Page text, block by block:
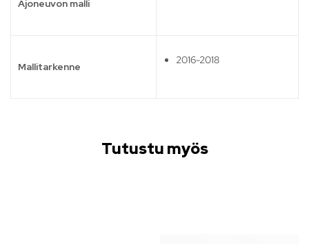
Ajoneuvon malli
Mallitarkenne
2016-2018
Tutustu myös